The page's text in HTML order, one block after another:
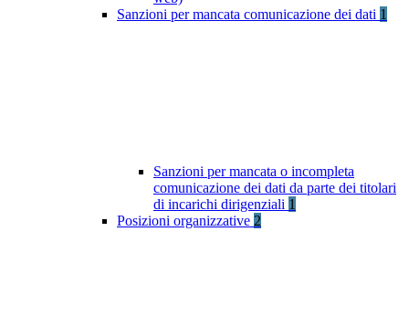
Sanzioni per mancata comunicazione dei dati 1
Sanzioni per mancata o incompleta
comunicazione dei dati da parte dei titolari
di incarichi dirigenziali 1
Posizioni organizzative 2